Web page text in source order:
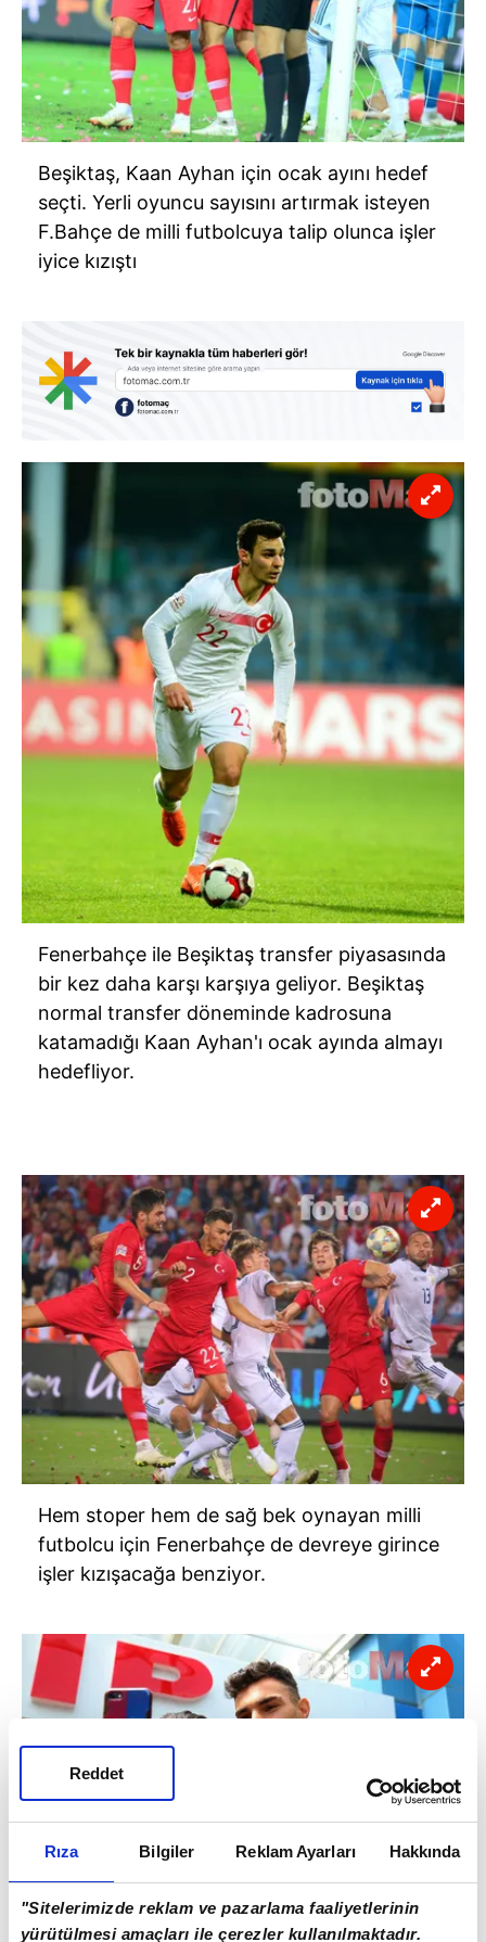
Rıza Bilgiler Reklam Ayarları Hakkında
"Sitelerimizde reklam ve pazarlama faaliyetlerinin
yürütülmesi amaçları ile çerezler kullanılmaktadır.
Reddet
Beşiktaş, Kaan Ayhan için ocak ayını hedef
seçti. Yerli oyuncu sayısını artırmak isteyen
F.Bahçe de milli futbolcuya talip olunca işler
iyice kızıştı
Fenerbahçe ile Beşiktaş transfer piyasasında
bir kez daha karşı karşıya geliyor. Beşiktaş
normal transfer döneminde kadrosuna
katamadığı Kaan Ayhan'ı ocak ayında almayı
hedefliyor.
Hem stoper hem de sağ bek oynayan milli
futbolcu için Fenerbahçe de devreye girince
işler kızışacağa benziyor.